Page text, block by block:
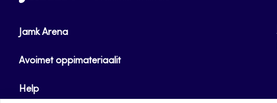
Jamk Arena
Avoimet oppimateriaalit
Help